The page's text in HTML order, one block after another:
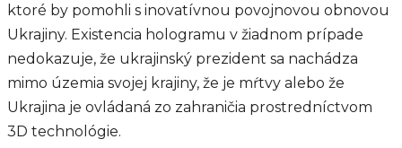
ktoré by pomohli s inovatívnou povojnovou obnovou
Ukrajiny. Existencia hologramu v žiadnom prípade
nedokazuje, že ukrajinský prezident sa nachádza
mimo územia svojej krajiny, že je mŕtvy alebo že
Ukrajina je ovládaná zo zahraničia prostredníctvom
3D technológie.